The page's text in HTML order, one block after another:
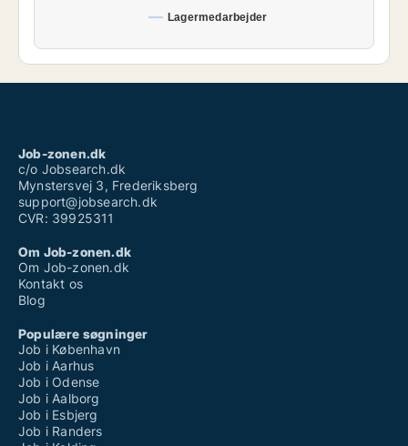
Lagermedarbejder
Job-zonen.dk
c/o Jobsearch.dk
Mynstersvej 3, Frederiksberg
support@jobsearch.dk
CVR: 39925311
Om Job-zonen.dk
Om Job-zonen.dk
Kontakt os
Blog
Populære søgninger
Job i København
Job i Aarhus
Job i Odense
Job i Aalborg
Job i Esbjerg
Job i Randers